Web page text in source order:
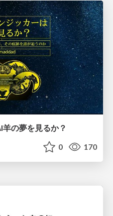
の夢を見るか？
0 170